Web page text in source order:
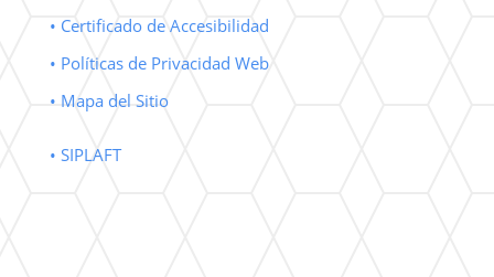
• Certificado de Accesibilidad
• Políticas de Privacidad Web
• Mapa del Sitio
• SIPLAFT